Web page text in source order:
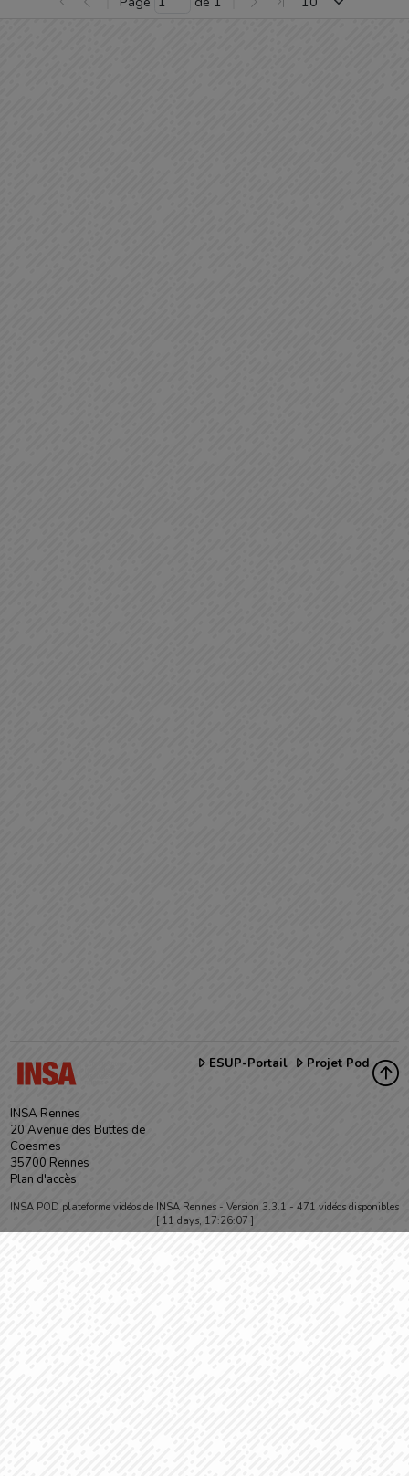
INSA Rennes
20 Avenue des Buttes de
Coesmes
35700 Rennes
Plan d'accès
ESUP-Portail Projet Pod
INSA POD plateforme vidéos de INSA Rennes - Version 3.3.1 - 471 vidéos disponibles
[ 11 days, 17:26:07 ]